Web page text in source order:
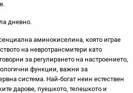
дневно.
аминокиселина, която играе
на невротрансмитери като
за регулирането на настроението,
функции, важни за
система. Най-богат неин естествен
дарове, пуешкото, телешкото и